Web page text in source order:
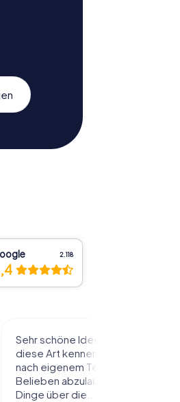
2.118
Sehr schöne Idee die Stadt auf
diese Art kennenzulernen. Alles
nach eigenem Tempo und
Belieben abzulaufen und dabei
Dinge über die...